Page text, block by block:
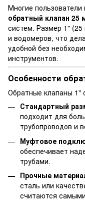
Многие пользователи
обратный клапан 25
систем. Размер 1"
и водомеров, что
удобной без
инструментов.
Особенности
Обратные клапаны
Стандартный
подходит для
трубопроводов и
Муфтовое
обеспечивает
трубами.
Прочные
сталь или
считаются